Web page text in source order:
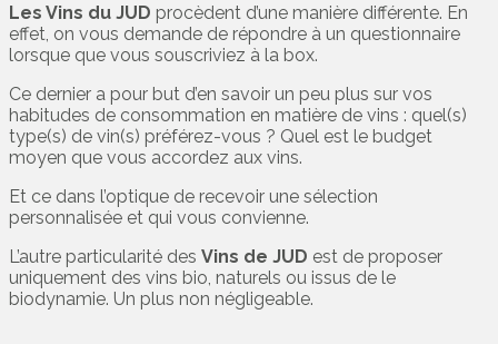
Les Vins du JUD procèdent d’une manière différente. En
effet, on vous demande de répondre à un questionnaire
lorsque que vous souscriviez à la box.
Ce dernier a pour but d’en savoir un peu plus sur vos
habitudes de consommation en matière de vins : quel(s)
type(s) de vin(s) préférez-vous ? Quel est le budget
moyen que vous accordez aux vins.
Et ce dans l’optique de recevoir une sélection
personnalisée et qui vous convienne.
L’autre particularité des Vins de JUD est de proposer
uniquement des vins bio, naturels ou issus de le
biodynamie. Un plus non négligeable.